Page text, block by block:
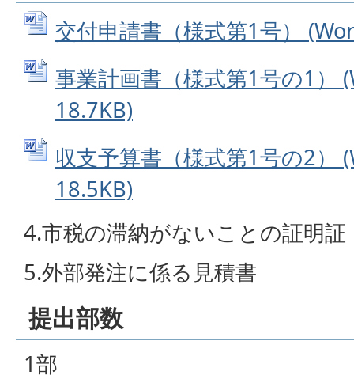
交付申請書（様式第1号）
事業計画書（様式第1号の1）
18.7KB)
収支予算書（様式第1号の2）
18.5KB)
4.市税の滞納がないことの証明証
5.外部発注に係る見積書
提出部数
1部